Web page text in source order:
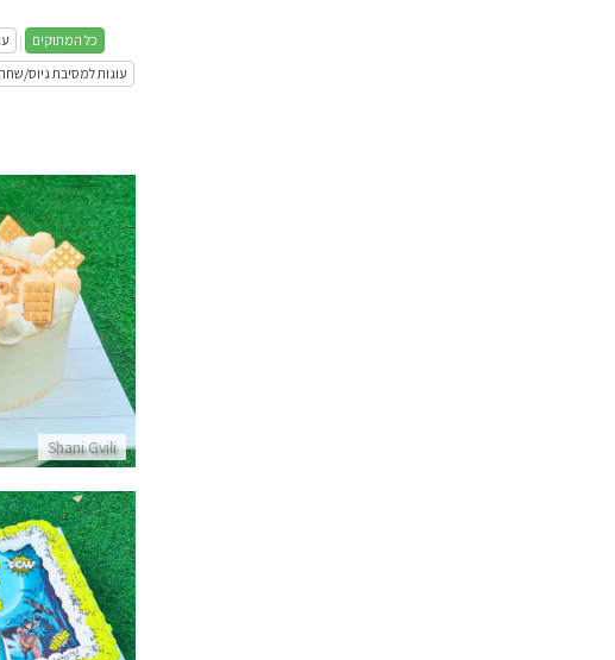
כל המתוקים |
עוגות למסיבת גיוס/
Shani Gvili
עוגת
עוגת גן